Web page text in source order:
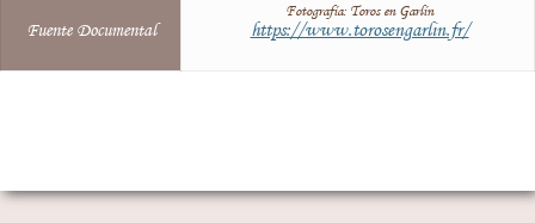
Fuente Documental
Fotografía: Toros en Garlín
https://www.torosengarlin.fr/